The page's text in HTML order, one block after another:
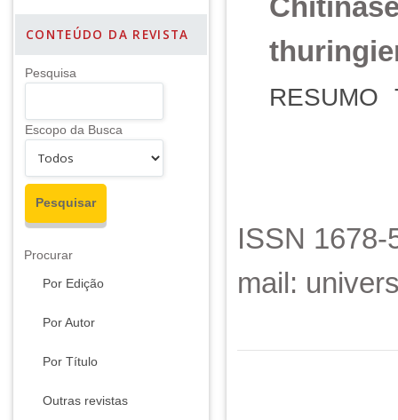
CONTEÚDO DA REVISTA
Pesquisa
Escopo da Busca
Procurar
Por Edição
Por Autor
Por Título
Outras revistas
RESUMO
ISSN
mail: